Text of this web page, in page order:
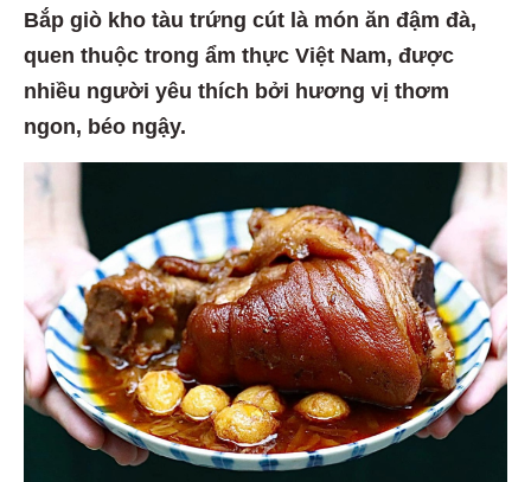
Bắp giò kho tàu trứng cút là món ăn đậm đà,
quen thuộc trong ẩm thực Việt Nam, được
nhiều người yêu thích bởi hương vị thơm
ngon, béo ngậy.